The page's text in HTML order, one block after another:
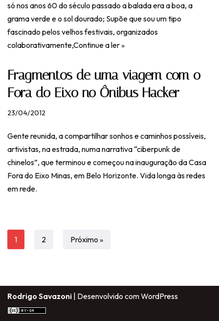
só nos anos 60 do século passado a balada era a boa, a
grama verde e o sol dourado; Supõe que sou um tipo
fascinado pelos velhos festivais, organizados
colaborativamente,Continue a ler »
Fragmentos de uma viagem com o
Fora do Eixo no Ônibus Hacker
23/04/2012
Gente reunida, a compartilhar sonhos e caminhos possíveis,
artivistas, na estrada, numa narrativa “ciberpunk de
chinelos”, que terminou e começou na inauguração da Casa
Fora do Eixo Minas, em Belo Horizonte. Vida longa às redes
em rede.
1 2 Próximo »
Rodrigo Savazoni | Desenvolvido comWordPress